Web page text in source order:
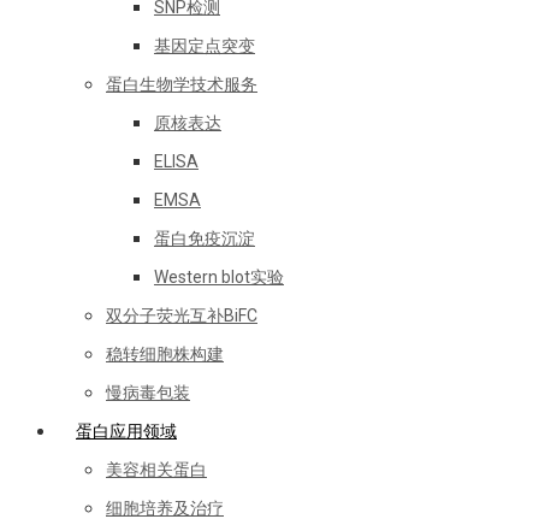
SNP检测
基因定点突变
蛋白生物学技术服务
原核表达
ELISA
EMSA
蛋白免疫沉淀
Western blot实验
双分子荧光互补BiFC
稳转细胞株构建
慢病毒包装
蛋白应用领域
美容相关蛋白
细胞培养及治疗